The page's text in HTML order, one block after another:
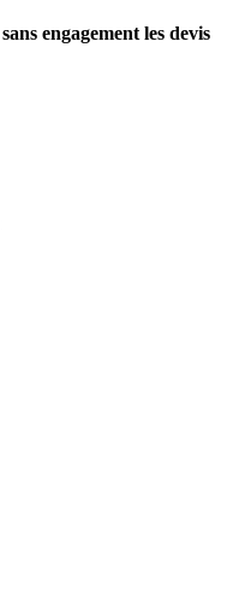
sans engagement les devis